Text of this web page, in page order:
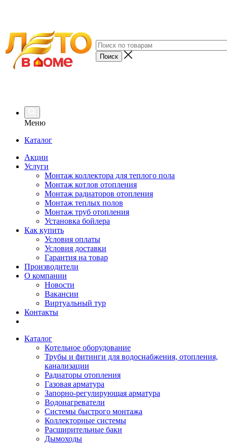
Меню
Каталог
Акции
Услуги
Монтаж коллектора для теплого пола
Монтаж котлов отопления
Монтаж радиаторов отопления
Монтаж теплых полов
Монтаж труб отопления
Установка бойлера
Как купить
Условия оплаты
Условия доставки
Гарантия на товар
Производители
О компании
Новости
Вакансии
Виртуальный тур
Контакты
Каталог
Котельное оборудование
Трубы и фитинги для водоснабжения, отопления,
канализации
Радиаторы отопления
Газовая арматура
Запорно-регулирующая арматура
Водонагреватели
Системы быстрого монтажа
Коллекторные системы
Расширительные баки
Дымоходы